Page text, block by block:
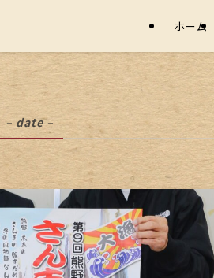
ホーム
– date –